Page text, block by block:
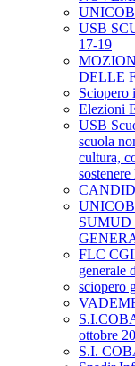
USB
17-19
DELLE
Sciopero
Elezioni
USB
scuola
cultura,
SUMUD
FLC
generale
sciopero
ottobre
S.I.